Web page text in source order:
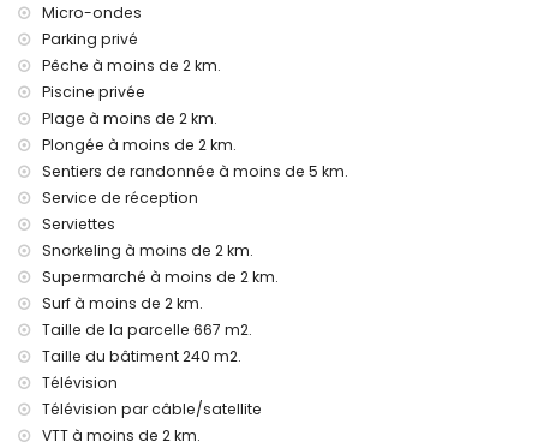
internet (WiFi)
fer et planche à repasser
linge de lit et serviettes
service de réception et service d'urgence 24h/24
chauffage par air et climatisation
Équipements et services à un coût supplémentaire
Divertissements et activités de loisirs pour vos vacances à
Xàbia, Costa Blanca
cinéma, théâtre, discothèque, bar et promenade
(Promenade maritime) (à moins de 5 kilomètres de la
maison)
Sites et culture à Xàbia, Costa Blanca
musée (Musée Historique de Xàbia, Xàbia), église (Virgen
de Loreto, Port, Xàbia), ruine (Moulins à vent, Xàbia),
Micro-ondes
Parking privé
Pêche à moins de 2 km.
Piscine privée
Plage à moins de 2 km.
Plongée à moins de 2 km.
Sentiers de randonnée à moins de 5 km.
Service de réception
Serviettes
Snorkeling à moins de 2 km.
Supermarché à moins de 2 km.
Surf à moins de 2 km.
Taille de la parcelle 667 m2.
Taille du bâtiment 240 m2.
Télévision
Télévision par câble/satellite
VTT à moins de 2 km.